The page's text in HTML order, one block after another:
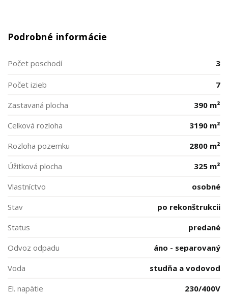
Podrobné informácie
Počet poschodí 3
Počet izieb
7
Zastavaná plocha
390 m²
Celková rozloha
3190 m²
Rozloha pozemku
2800 m²
Úžitková plocha
325 m²
Vlastníctvo
osobné
Stav
po rekonštrukcii
Status
predané
Odvoz odpadu
áno - separovaný
Voda
studňa a vodovod
El. napätie
230/400V